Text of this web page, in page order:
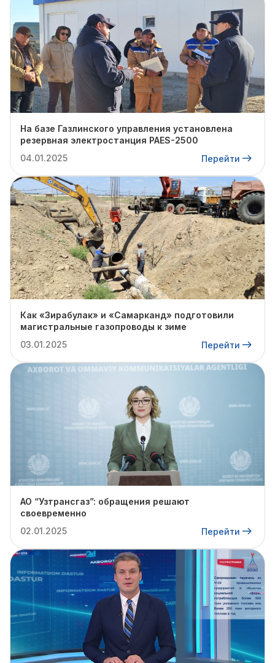
На базе Газлинского управления установлена
резервная электростанция PAES-2500
04.01.2025
Перейти
Как «Зирабулак» и «Самарканд» подготовили
магистральные газопроводы к зиме
03.01.2025
Перейти
АО “Узтрансгаз”: обращения решают
своевременно
02.01.2025
Перейти